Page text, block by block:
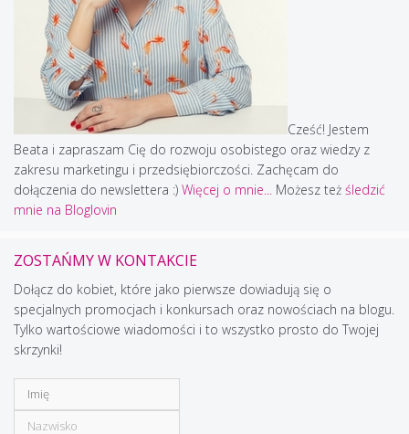
Cześć! Jestem
Beata i zapraszam Cię do rozwoju osobistego oraz wiedzy z
zakresu marketingu i przedsiębiorczości. Zachęcam do
dołączenia do newslettera :) Więcej o mnie... Możesz też śledzić
mnie na Bloglovin
ZOSTAŃMY W KONTAKCIE
Dołącz do kobiet, które jako pierwsze dowiadują się o
specjalnych promocjach i konkursach oraz nowościach na blogu.
Tylko wartościowe wiadomości i to wszystko prosto do Twojej
skrzynki!